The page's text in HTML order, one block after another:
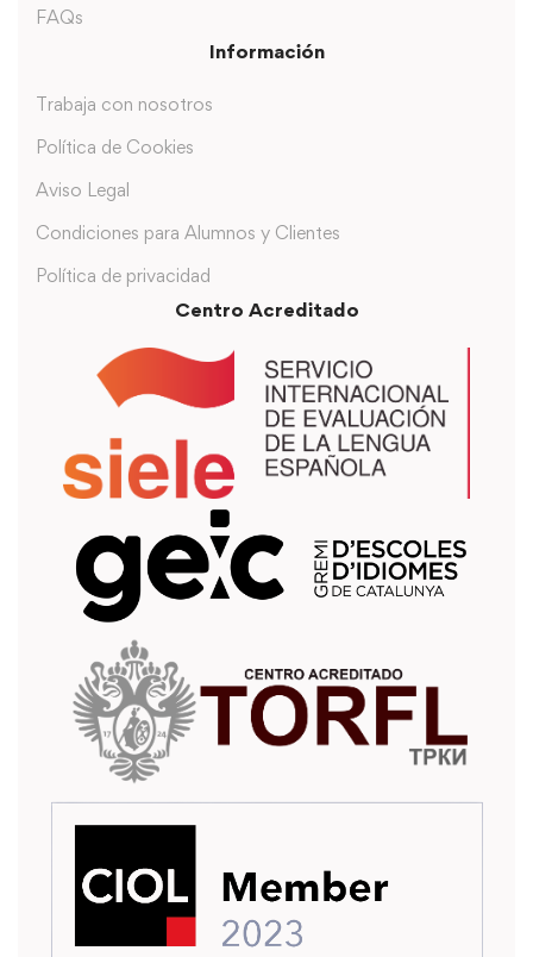
FAQs
Información
Trabaja con nosotros
Política de Cookies
Aviso Legal
Condiciones para Alumnos y Clientes
Política de privacidad
Centro Acreditado